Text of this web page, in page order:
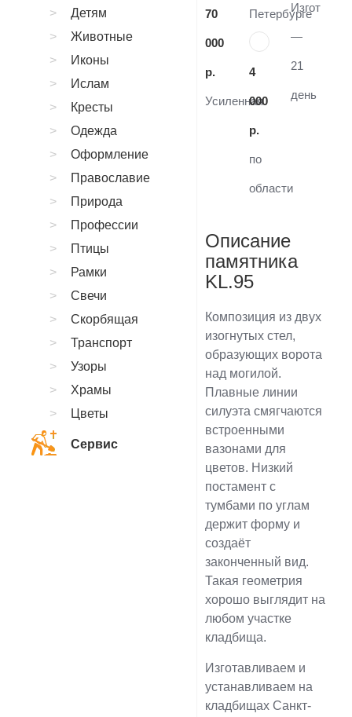
70
000
р.
Усиленная
Петербурге
4
000
р.
по
области
—
21
день
Описание
памятника
KL.95
Композиция из двух
изогнутых стел,
образующих ворота
над могилой.
Плавные линии
силуэта смягчаются
встроенными
вазонами для
цветов. Низкий
постамент с
тумбами по углам
держит форму и
создаёт
законченный вид.
Такая геометрия
хорошо выглядит на
любом участке
кладбища.
Изготавливаем и
устанавливаем на
кладбищах Санкт-
Детям
Животные
Иконы
Ислам
Кресты
Одежда
Оформление
Православие
Природа
Профессии
Птицы
Рамки
Свечи
Скорбящая
Транспорт
Узоры
Храмы
Цветы
Сервис